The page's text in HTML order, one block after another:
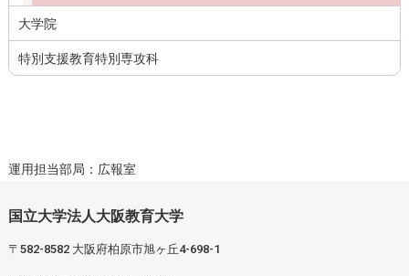
大学院
特別支援教育特別専攻科
運用担当部局：広報室
国立大学法人大阪教育大学
〒582-8582 大阪府柏原市旭ヶ丘4-698-1